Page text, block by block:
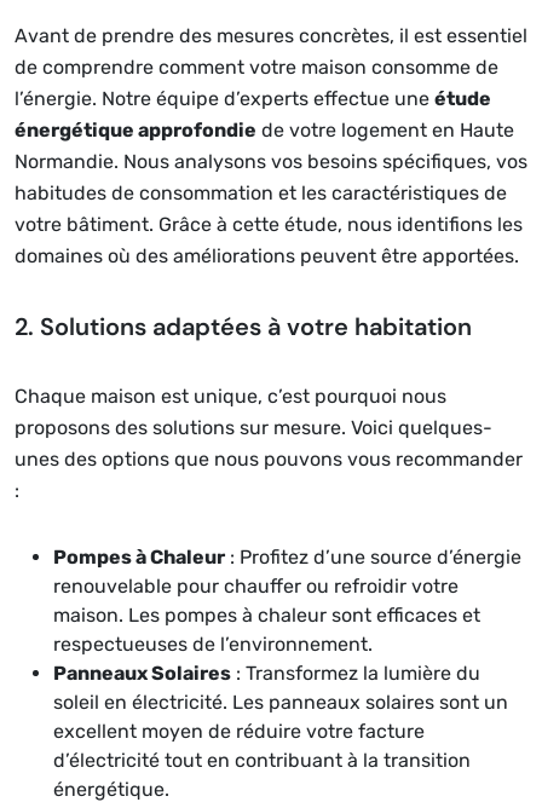
Avant de prendre des mesures concrètes, il est essentiel
de comprendre comment votre maison consomme de
l’énergie. Notre équipe d’experts effectue une étude
énergétique approfondie de votre logement en Haute
Normandie. Nous analysons vos besoins spécifiques, vos
habitudes de consommation et les caractéristiques de
votre bâtiment. Grâce à cette étude, nous identifions les
domaines où des améliorations peuvent être apportées.
2. Solutions adaptées à votre habitation
Chaque maison est unique, c’est pourquoi nous
proposons des solutions sur mesure. Voici quelques-
unes des options que nous pouvons vous recommander
:
Pompes à Chaleur : Profitez d’une source d’énergie
renouvelable pour chauffer ou refroidir votre
maison. Les pompes à chaleur sont efficaces et
respectueuses de l’environnement.
Panneaux Solaires : Transformez la lumière du
soleil en électricité. Les panneaux solaires sont un
excellent moyen de réduire votre facture
d’électricité tout en contribuant à la transition
énergétique.